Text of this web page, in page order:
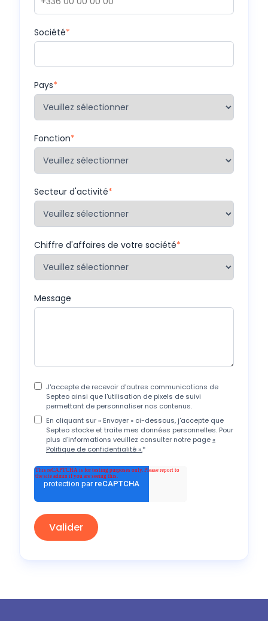
Société*
Pays*
Fonction*
Secteur d'activité*
Chiffre d'affaires de votre société*
Message
J'accepte de recevoir d'autres communications de
Septeo ainsi que l'utilisation de pixels de suivi
permettant de personnaliser nos contenus.
En cliquant sur « Envoyer » ci-dessous, j'accepte que
Septeo stocke et traite mes données personnelles. Pour
plus d'informations veuillez consulter notre page«
Politique de confidentialité ».*